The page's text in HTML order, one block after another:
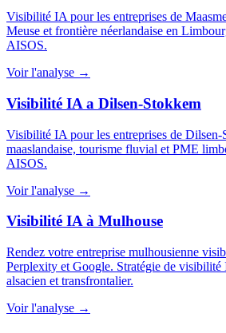
Visibilité IA pour les entreprises de
Meuse et frontière néerlandaise en
AISOS.
Voir l'analyse →
Visibilité IA a Dilsen-Stokkem
Visibilité IA pour les entreprises de Dilsen-
maaslandaise, tourisme fluvial et PME
AISOS.
Voir l'analyse →
Visibilité IA à Mulhouse
Rendez votre entreprise mulhousienne
Perplexity et Google. Stratégie de visibilité
alsacien et transfrontalier.
Voir l'analyse →